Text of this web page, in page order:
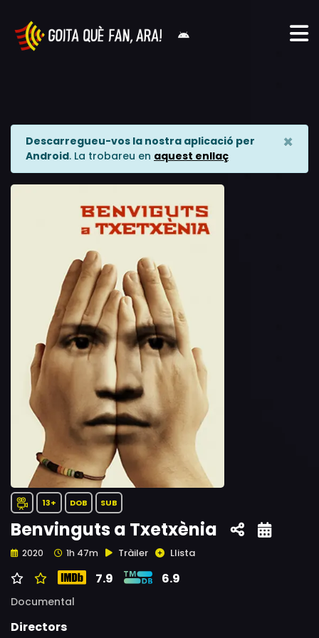
Descarregueu-vos la nostra aplicació per
Android. La trobareu en aquest enllaç
×
13+ DOB SUB
Benvinguts a Txetxènia
2020 1h 47m Tràiler Llista
7.9 6.9
Documental
Directors